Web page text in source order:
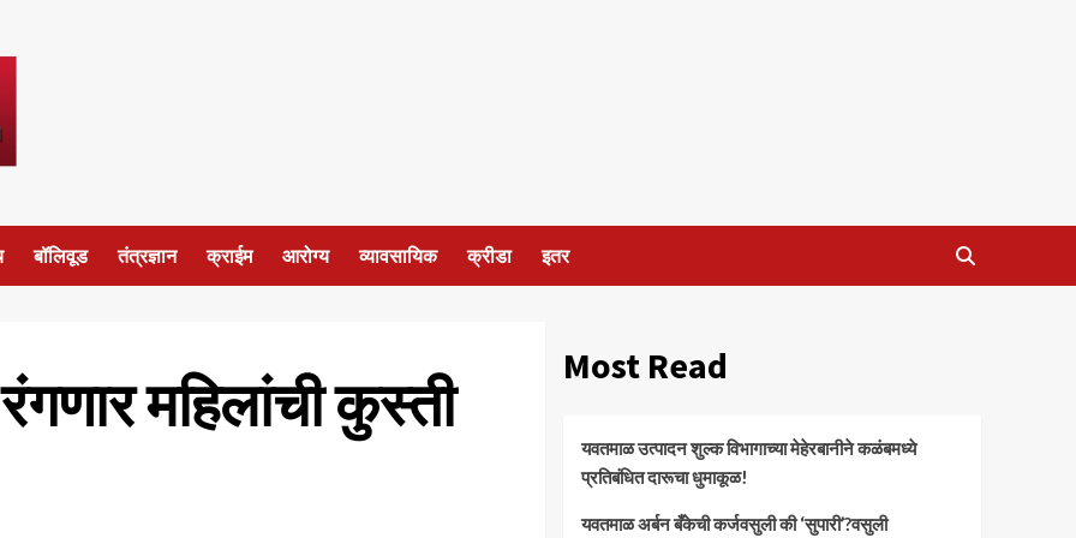
बॉलिवूड तंत्रज्ञान क्राईम आरोग्य व्यावसायिक क्रीडा इतर
महिलांची कुस्ती
Most Read
यवतमाळ उत्पादन शुल्क विभागाच्या मेहेरबानीने कळंबमध्ये
प्रतिबंधित दारूचा धुमाकूळ!
​यवतमाळ अर्बन बँकेची कर्जवसुली की ‘सुपारी’?वसुली